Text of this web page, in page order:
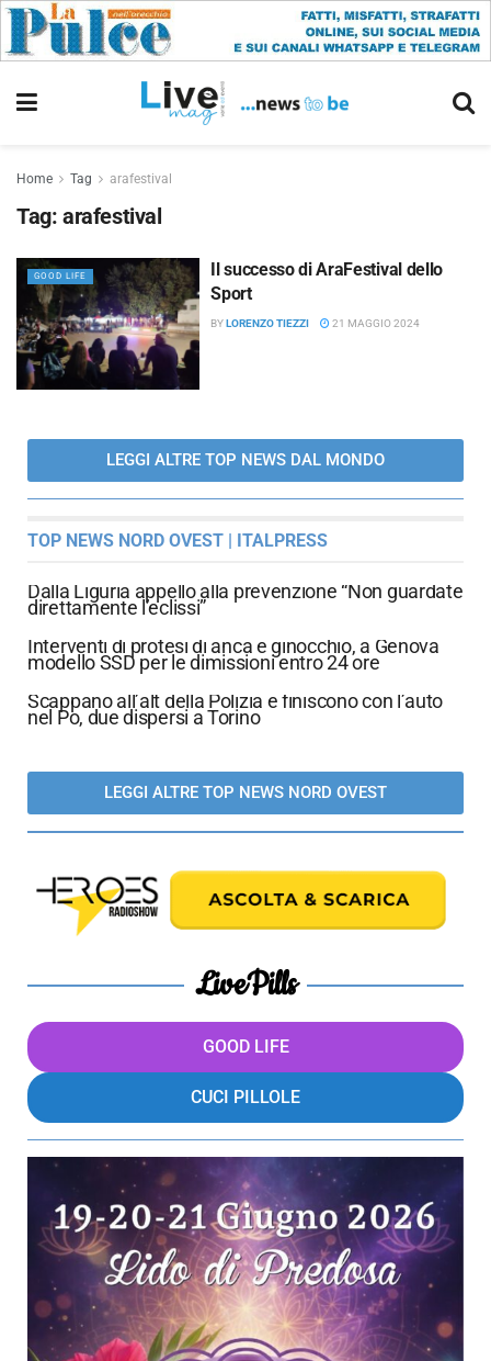
Home Tag arafestival
Tag: arafestival
GOOD LIFE
Il successo di AraFestival dello
Sport
BYLORENZO TIEZZI 21 MAGGIO 2024
LEGGI ALTRE TOP NEWS DAL MONDO
TOP NEWS NORD OVEST | ITALPRESS
Dalla Liguria appello alla prevenzione “Non guardate
direttamente l’eclissi”
Interventi di protesi di anca e ginocchio, a Genova
modello SSD per le dimissioni entro 24 ore
Scappano all’alt della Polizia e finiscono con l’auto
nel Po, due dispersi a Torino
LEGGI ALTRE TOP NEWS NORD OVEST
LivePills
GOOD LIFE
CUCI PILLOLE